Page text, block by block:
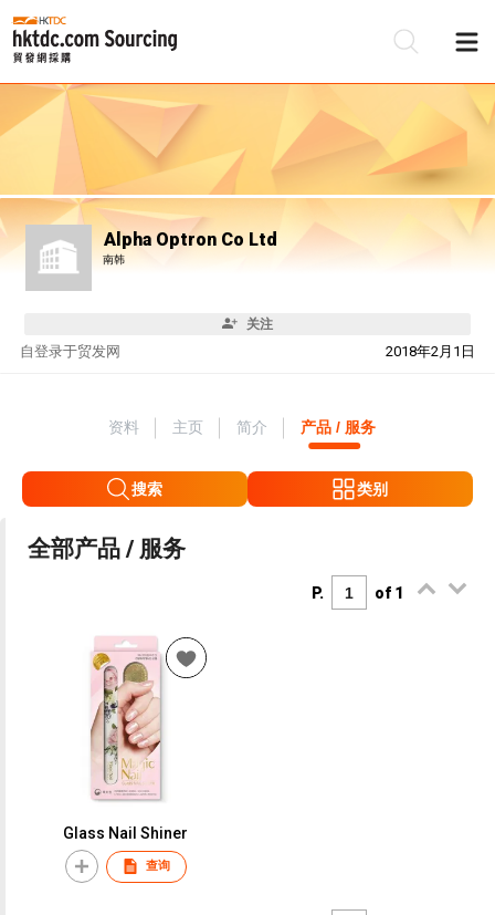
Alpha Optron Co Ltd
南韩
关注
自 2018年2月1日
登录于贸发网
资料 主页 简介 产品 / 服务
搜索 类别
全部产品 / 服务
P. of 1
Glass Nail Shiner
查询